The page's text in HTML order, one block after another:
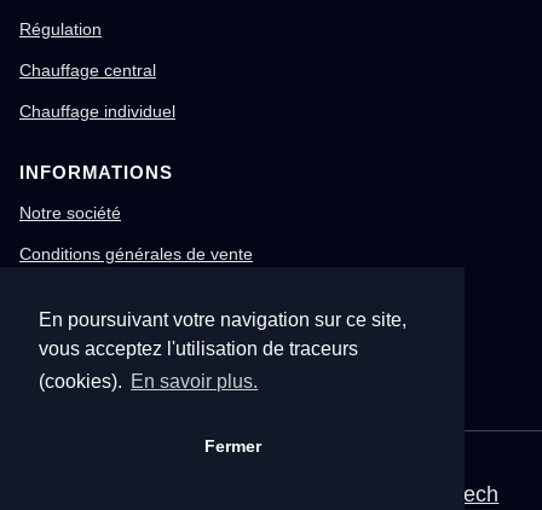
En poursuivant votre navigation sur ce site,
vous acceptez l'utilisation de traceurs
(cookies). En savoir plus.
Fermer
Régulation
Chauffage central
Chauffage individuel
INFORMATIONS
Notre société
Conditions générales de vente
Gestion des cookies
Confidentialité & RGPD
Site corporate Nitech